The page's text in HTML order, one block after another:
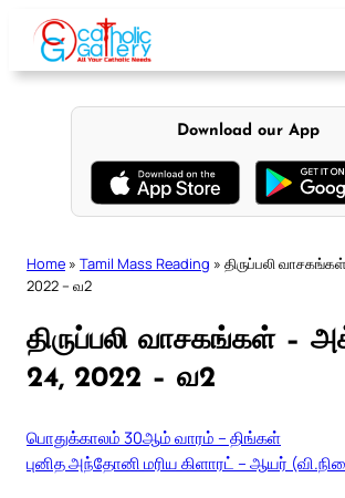
content
Download our App
Home » Tamil Mass Reading » திருப்பலி
2022 – வ2
திருப்பலி வாசகங்கள் –
24, 2022 – வ2
பொதுக்காலம் 30ஆம் வாரம் – திங்கள்
புனித அந்தோனி மரிய கிளாரட் – ஆயர்